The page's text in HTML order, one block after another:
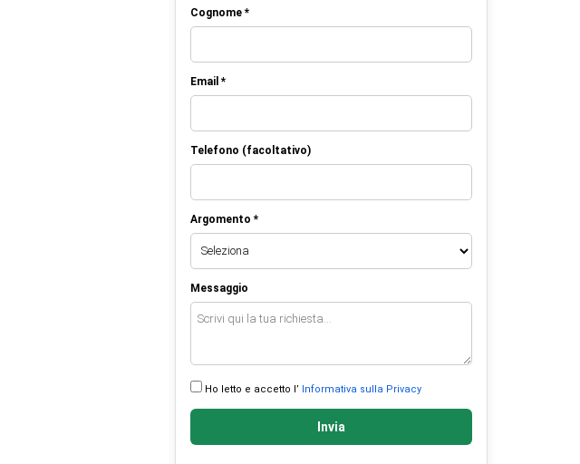
Cognome *
Email *
Telefono (facoltativo)
Argomento *
Messaggio
Ho letto e accetto l’ Informativa sulla Privacy
Invia